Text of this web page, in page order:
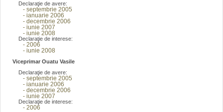
Declaraţie de avere:
- septembrie 2005
- ianuarie 2006
- decembrie 2006
- iunie 2007
- iunie 2008
Declaraţie de interese:
- 2006
- iunie 2008
Viceprimar Ouatu Vasile
Declaraţie de avere:
- septembrie 2005
- ianuarie 2006
- decembrie 2006
- iunie 2007
Declaraţie de interese:
- 2006